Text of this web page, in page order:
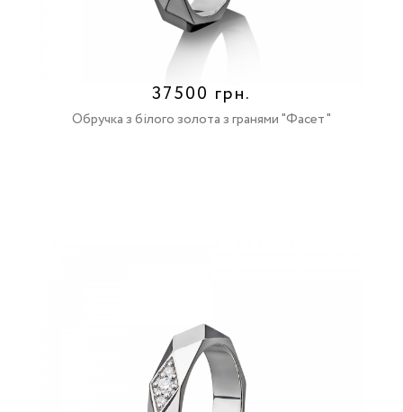
37500 грн.
Обручка з білого золота з гранями "Фасет"